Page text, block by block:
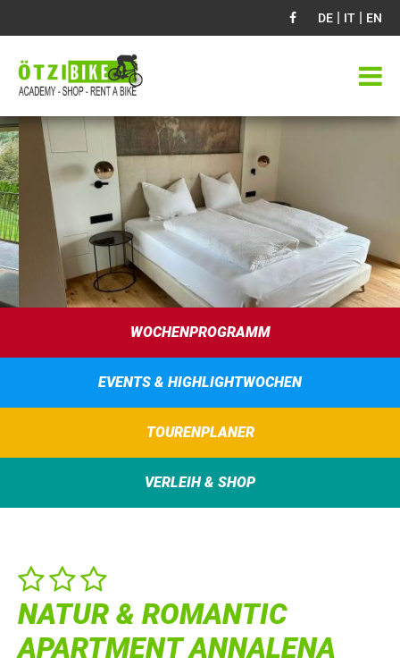
DE | IT | EN
WOCHENPROGRAMM
EVENTS & HIGHLIGHTWOCHEN
TOURENPLANER
VERLEIH & SHOP
NATUR & ROMANTIC
APARTMENT ANNALENA